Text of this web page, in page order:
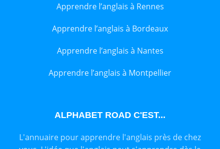
Apprendre l’anglais à Rennes
Apprendre l’anglais à Bordeaux
Apprendre l’anglais à Nantes
Apprendre l’anglais à Montpellier
ALPHABET ROAD C'EST...
L'annuaire pour apprendre l'anglais près de chez